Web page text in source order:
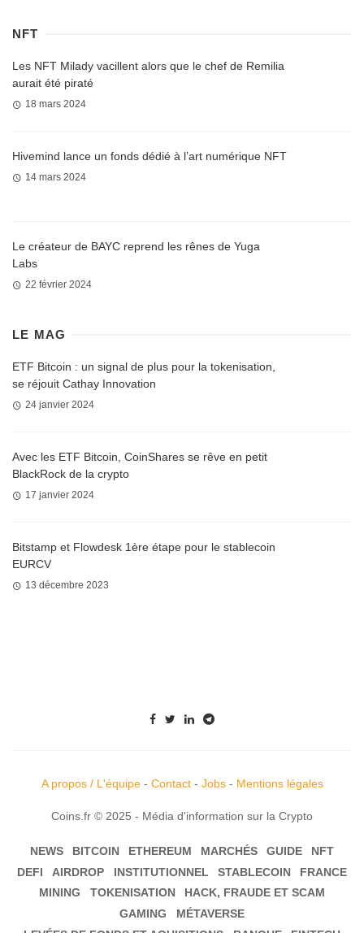
NFT
Les NFT Milady vacillent alors que le chef de Remilia
aurait été piraté
18 mars 2024
Hivemind lance un fonds dédié à l’art numérique NFT
14 mars 2024
Le créateur de BAYC reprend les rênes de Yuga
Labs
22 février 2024
LE MAG
ETF Bitcoin : un signal de plus pour la tokenisation,
se réjouit Cathay Innovation
24 janvier 2024
Avec les ETF Bitcoin, CoinShares se rêve en petit
BlackRock de la crypto
17 janvier 2024
Bitstamp et Flowdesk 1ère étape pour le stablecoin
EURCV
13 décembre 2023
A propos / L'équipe- Contact- Jobs- Mentions légales
Coins.fr © 2025 - Média d'information sur la Crypto
NEWS BITCOIN ETHEREUM MARCHÉS GUIDE
NFT
DEFI
AIRDROP INSTITUTIONNEL STABLECOIN
FRANCE
MINING
TOKENISATION
HACK, FRAUDE ET SCAM
GAMING
MÉTAVERSE